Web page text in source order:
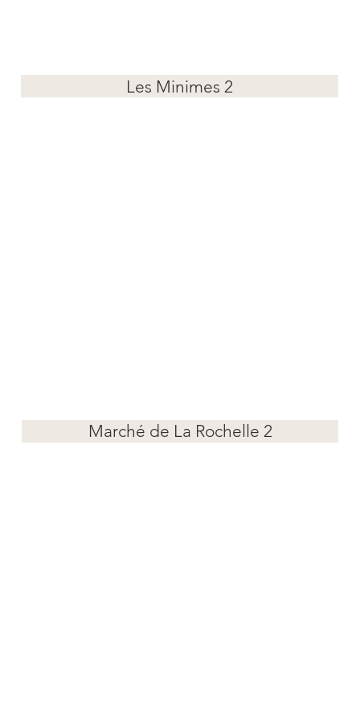
Les Minimes 2
Marché de La Rochelle 2